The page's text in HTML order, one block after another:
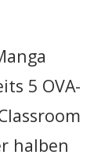
5 OVA-
halben